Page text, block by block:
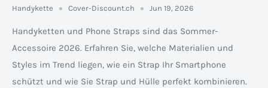
Handykette Cover-Discount.ch Jun 19, 2026
Handyketten und Phone Straps sind das Sommer-
Accessoire 2026. Erfahren Sie, welche Materialien und
Styles im Trend liegen, wie ein Strap Ihr Smartphone
schützt und wie Sie Strap und Hülle perfekt kombinieren.